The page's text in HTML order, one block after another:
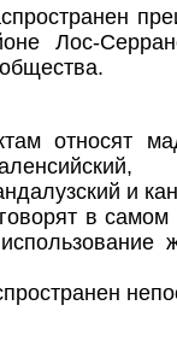
Лос-
относят
и
в